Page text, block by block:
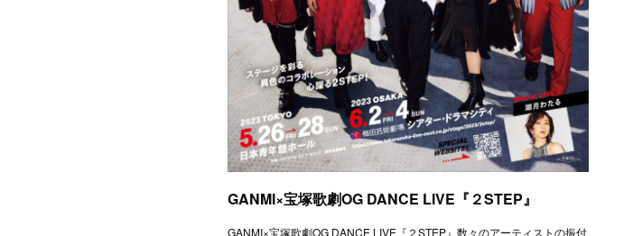
GANMI×宝塚歌劇OG DANCE LIVE『２STEP』
GANMI×宝塚歌劇OG DANCE LIVE『２STEP』数々のアーティストの振付